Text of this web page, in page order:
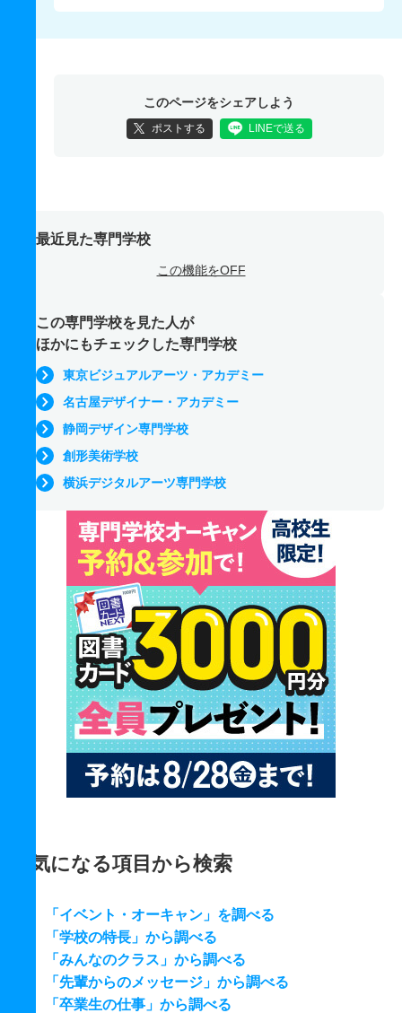
このページをシェアしよう
ポストする LINEで送る
最近見た専門学校
この機能をOFF
この専門学校を見た人が
ほかにもチェックした専門学校
東京ビジュアルアーツ・アカデミー
名古屋デザイナー・アカデミー
静岡デザイン専門学校
創形美術学校
横浜デジタルアーツ専門学校
気になる項目から検索
「イベント・オーキャン」を調べる
「学校の特長」から調べる
「みんなのクラス」から調べる
「先輩からのメッセージ」から調べる
「卒業生の仕事」から調べる